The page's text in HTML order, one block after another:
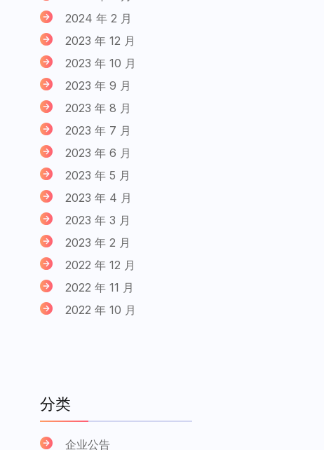
2024 年 2 月
2023 年 12 月
2023 年 10 月
2023 年 9 月
2023 年 8 月
2023 年 7 月
2023 年 6 月
2023 年 5 月
2023 年 4 月
2023 年 3 月
2023 年 2 月
2022 年 12 月
2022 年 11 月
2022 年 10 月
分类
企业公告